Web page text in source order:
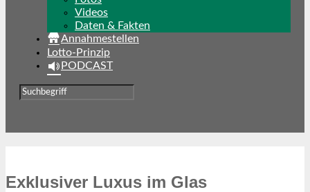
Videos
Daten & Fakten
Annahmestellen
Lotto-Prinzip
PODCAST
Exklusiver Luxus im Glas